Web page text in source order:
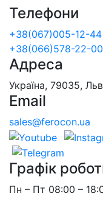
Телефони
+38(067)005-12-44
+38(066)578-22-00
Адреса
Україна, 79035,
Email
sales@ferocon.ua
Графік
Пн – Пт 08:00 –